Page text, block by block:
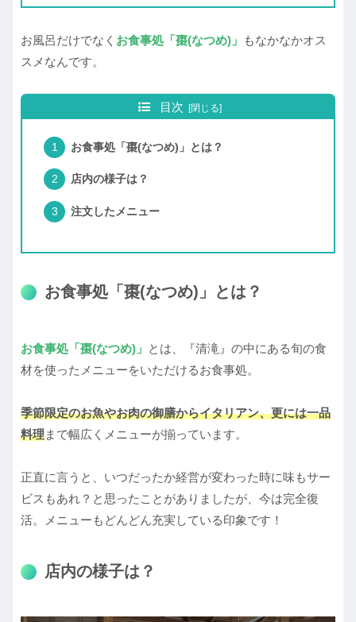
お風呂だけでなく お食事処「棗(なつめ)」
もなかなかオス
スメなんです。
目次
お食事処「棗(なつめ)」とは？
店内の様子は？
注文したメニュー
お食事処「棗(なつめ)」とは？
お食事処「棗(なつめ)」 とは、『清滝』の中にある旬の食
材を使ったメニューをいただけるお食事処。
季節限定のお魚やお肉の御膳からイタリアン、更には一品
料理まで幅広くメニューが揃っています。
正直に言うと、いつだったか経営が変わった時に味もサー
ビスもあれ？と思ったことがありましたが、今は完全復
活。メニューもどんどん充実している印象です！
店内の様子は？